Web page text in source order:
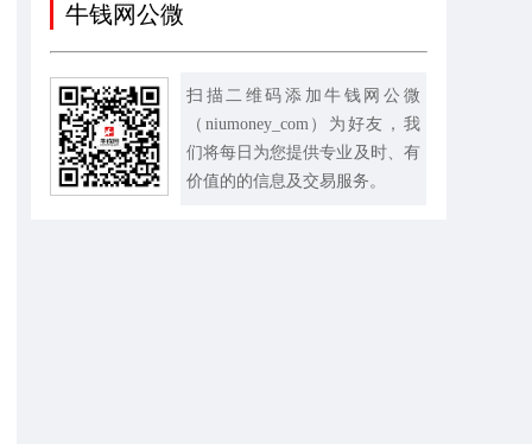
牛钱网公微
扫描二维码添加牛钱网公微
（niumoney_com）为好友，我
们将每日为您提供专业及时、有
价值的的信息及交易服务。